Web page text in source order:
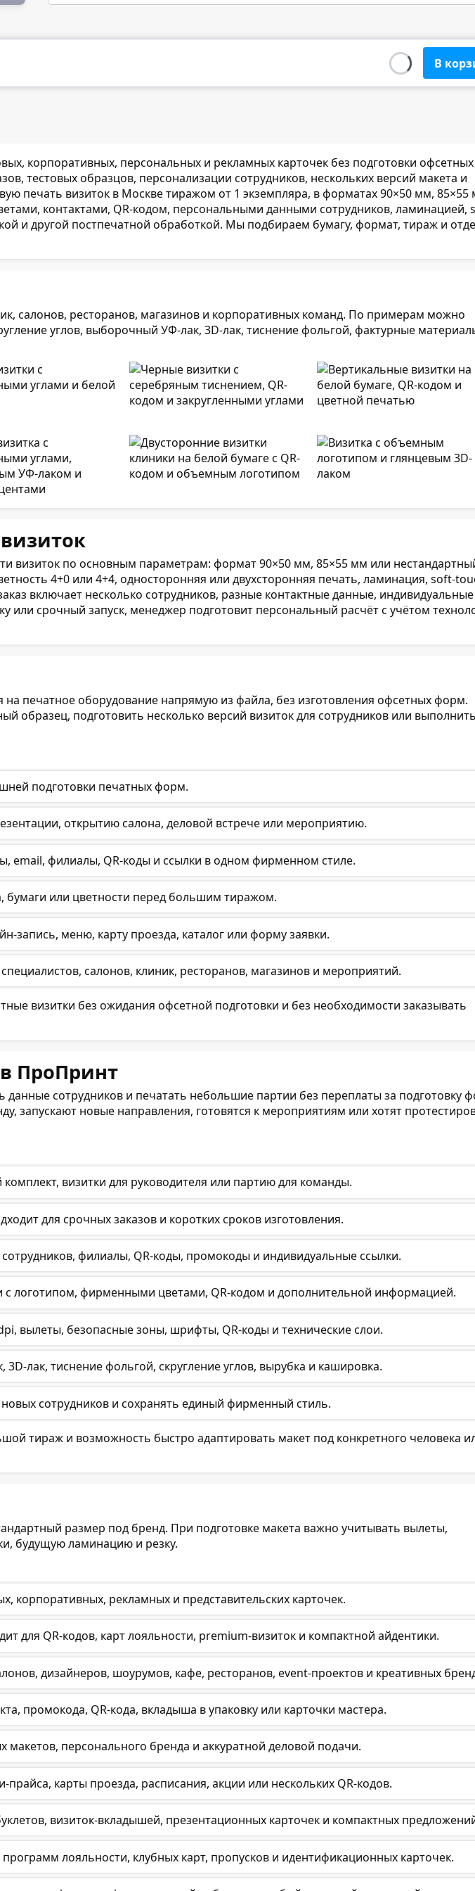
В
корпоративных, персональных и рекламных карточек без подготовки офсетных
тестовых образцов, персонализации сотрудников, нескольких версий макета и
печать визиток в Москве тиражом от 1 экземпляра, в форматах 90×50 мм, 85×55
контактами, QR-кодом, персональными данными сотрудников, ламинацией,
и другой постпечатной обработкой. Мы подбираем бумагу, формат, тираж и
салонов, ресторанов, магазинов и корпоративных команд. По примерам можно
углов, выборочный УФ-лак, 3D-лак, тиснение фольгой, фактурные
визиток по основным параметрам: формат 90×50 мм, 85×55 мм или
4+0 или 4+4, односторонняя или двухсторонняя печать, ламинация, soft-
включает несколько сотрудников, разные контактные данные, индивидуальные
или срочный запуск, менеджер подготовит персональный расчёт с учётом
печатное оборудование напрямую из файла, без изготовления офсетных форм.
образец, подготовить несколько версий визиток для сотрудников или
подготовки печатных форм.
открытию салона, деловой встрече или мероприятию.
email, филиалы, QR-коды и ссылки в одном фирменном стиле.
или цветности перед большим тиражом.
запись, меню, карту проезда, каталог или форму заявки.
салонов, клиник, ресторанов, магазинов и мероприятий.
визитки без ожидания офсетной подготовки и без необходимости заказывать
ПроПринт
сотрудников и печатать небольшие партии без переплаты за подготовку
запускают новые направления, готовятся к мероприятиям или хотят
визитки для руководителя или партию для команды.
для срочных заказов и коротких сроков изготовления.
филиалы, QR-коды, промокоды и индивидуальные ссылки.
с логотипом, фирменными цветами, QR-кодом и дополнительной информацией.
вылеты, безопасные зоны, шрифты, QR-коды и технические слои.
лак, тиснение фольгой, скругление углов, вырубка и кашировка.
сотрудников и сохранять единый фирменный стиль.
тираж и возможность быстро адаптировать макет под конкретного человека
размер под бренд. При подготовке макета важно учитывать вылеты,
будущую ламинацию и резку.
корпоративных, рекламных и представительских карточек.
для QR-кодов, карт лояльности, premium-визиток и компактной айдентики.
дизайнеров, шоурумов, кафе, ресторанов, event-проектов и креативных
промокода, QR-кода, вкладыша в упаковку или карточки мастера.
персонального бренда и аккуратной деловой подачи.
прайса, карты проезда, расписания, акции или нескольких QR-кодов.
визиток-вкладышей, презентационных карточек и компактных
лояльности, клубных карт, пропусков и идентификационных карточек.